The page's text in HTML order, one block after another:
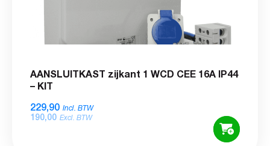
AANSLUITKAST zijkant 1 WCD CEE 16A IP44
– KIT
229,90 Incl. BTW
190,00 Excl. BTW